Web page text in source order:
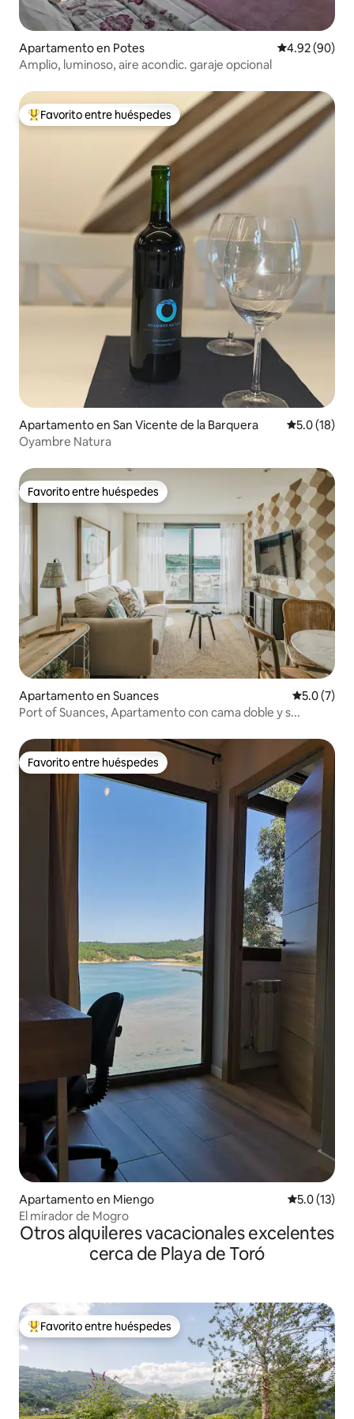
Apartamento en Potes Calificación
4.92 (90)
Amplio, luminoso, aire acondic. garaje opcional
Favorito entre huéspedes preferido
Favorito entre huéspedes
Apartamento en San Vicente de la Barquera Calificación
5.0 (18)
Oyambre Natura
Favorito entre huéspedes
Favorito entre huéspedes
Apartamento en Suances
5.0 (7)
Port of Suances, Apartamento con cama doble y s...
Favorito entre huéspedes
Favorito entre huéspedes
Apartamento en Miengo Calificación
5.0 (13)
El mirador de Mogro
Otros alquileres vacacionales excelentes
cerca de Playa de Toró
Favorito entre huéspedes preferido
Favorito entre huéspedes